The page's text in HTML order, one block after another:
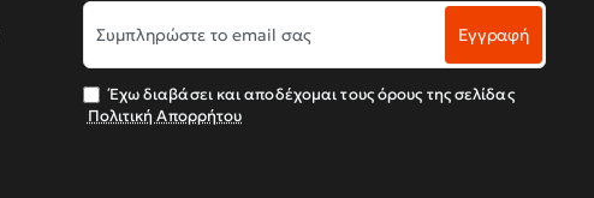
Συμπληρώστε
το
email
σας
Εγγραφή
Έχω διαβάσει και αποδέχομαι τους όρους της σελίδας
Πολιτική Απορρήτου